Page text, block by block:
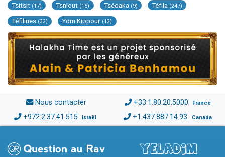
Tsitsit (17) Tsniout (15) Tsédaka (9) Téfila (247)
Téfilines (33) Yom Kippour (13)
Nous contacter +33.1.80.20.5000 France
+972.2.37.41.515 Israël +1.437.887.14.93 Canada